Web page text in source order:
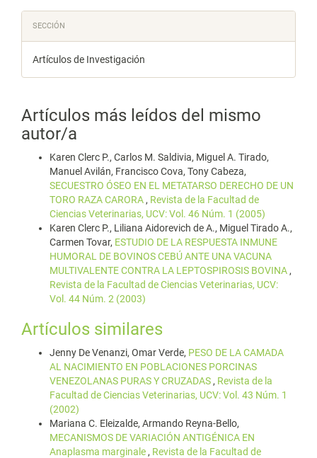
SECCIÓN
Artículos de Investigación
Artículos más leídos del mismo
autor/a
Karen Clerc P., Carlos M. Saldivia, Miguel A. Tirado,
Manuel Avilán, Francisco Cova, Tony Cabeza,
SECUESTRO ÓSEO EN EL METATARSO DERECHO DE UN
TORO RAZA CARORA , Revista de la Facultad de
Ciencias Veterinarias, UCV: Vol. 46 Núm. 1 (2005)
Karen Clerc P., Liliana Aidorevich de A., Miguel Tirado A.,
Carmen Tovar, ESTUDIO DE LA RESPUESTA INMUNE
HUMORAL DE BOVINOS CEBÚ ANTE UNA VACUNA
MULTIVALENTE CONTRA LA LEPTOSPIROSIS BOVINA ,
Revista de la Facultad de Ciencias Veterinarias, UCV:
Vol. 44 Núm. 2 (2003)
Artículos similares
Jenny De Venanzi, Omar Verde, PESO DE LA CAMADA
AL NACIMIENTO EN POBLACIONES PORCINAS
VENEZOLANAS PURAS Y CRUZADAS , Revista de la
Facultad de Ciencias Veterinarias, UCV: Vol. 43 Núm. 1
(2002)
Mariana C. Eleizalde, Armando Reyna-Bello,
MECANISMOS DE VARIACIÓN ANTIGÉNICA EN
Anaplasma marginale , Revista de la Facultad de